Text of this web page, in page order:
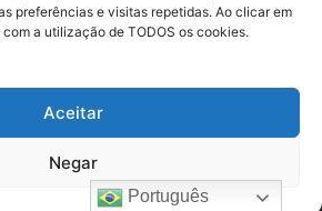
preferências e visitas repetidas. Ao clicar em
a utilização de TODOS os cookies.
Aceitar
Negar
Pará CNPJ: 04.901.141/0001-36 End .
2301, Ed. Rogério Fernandez – Sala
Cremação – CEP 66045.315
Português